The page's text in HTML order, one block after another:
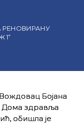
1“
Бојана
Дома здравља
обишла је